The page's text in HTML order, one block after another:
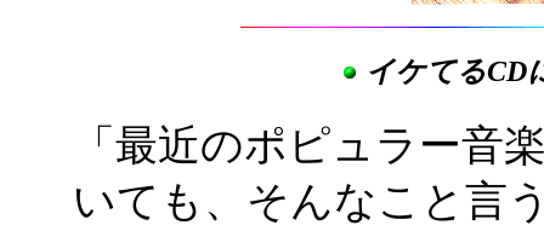
イケてるCD
「最近のポピュラー音
いても、そんなこと言